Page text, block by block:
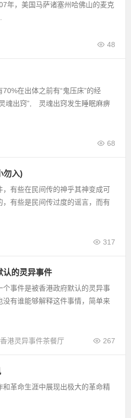
年，美国马萨诸塞州哈佛山的麦克
48
在出体之前有“鬼压床”的经
魂出窍”, 灵魂出窍发生睡眠麻痹
68
勿入)
有些在民间传的神乎其神变成可
有些是民间传过度的谣言，而有
317
认的灵异事件
事件是被香港政府默认的灵异事
有谁能够解释这件事情，简单来
267
香港灵异事件茶餐厅
革命生涯中展现出极大的革命精